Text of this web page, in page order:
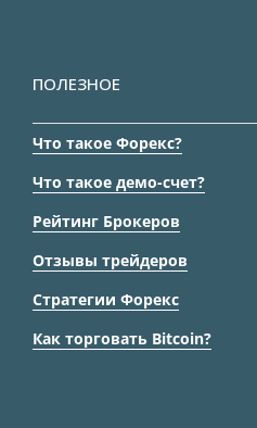
ПОЛЕЗНОЕ
Что такое Форекс?
Что такое демо-счет?
Рейтинг Брокеров
Отзывы трейдеров
Стратегии Форекс
Как торговать Bitcoin?